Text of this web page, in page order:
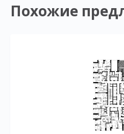
Похожие